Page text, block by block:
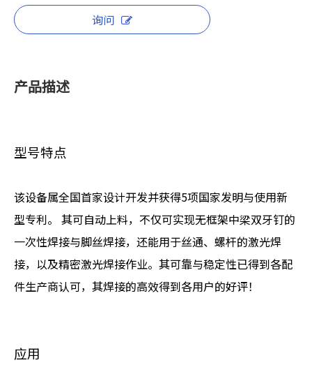
询问
产品描述
型号特点
该设备属全国首家设计开发并获得5项国家发明与使用新
型专利。 其可自动上料，不仅可实现无框架中梁双牙钉的
一次性焊接与脚丝焊接，还能用于丝通、螺杆的激光焊
接，以及精密激光焊接作业。其可靠与稳定性已得到各配
件生产商认可，其焊接的高效得到各用户的好评！
应用